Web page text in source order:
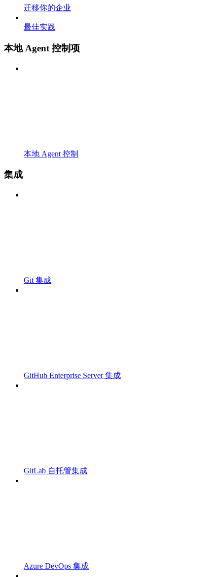
迁移你的企业
最佳实践
本地 Agent 控制项
本地 Agent 控制
集成
Git 集成
GitHub Enterprise Server 集成
GitLab 自托管集成
Azure DevOps 集成